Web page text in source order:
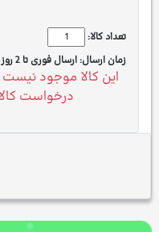
تعداد کالا:
زمان ارسال: ارسال فوری تا 2 روز کاری
این کالا موجود نیست
درخواست